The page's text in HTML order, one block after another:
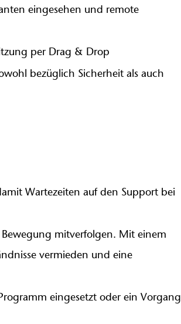
eingesehen und remote
per Drag & Drop
bezüglich Sicherheit als auch
Wartezeiten auf den Support bei
mitverfolgen. Mit einem
vermieden und eine
eingesetzt oder ein Vorgang